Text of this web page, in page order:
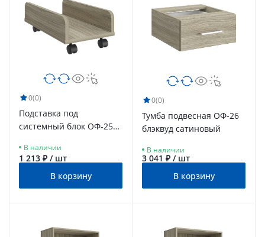
0(0)
Подставка под
системный блок ОФ-25
В наличии
1 213 ₽ / шт
В корзину
0(0)
Тумба подвесная ОФ-26
блэквуд сатиновый
В наличии
3 041 ₽ / шт
В корзину